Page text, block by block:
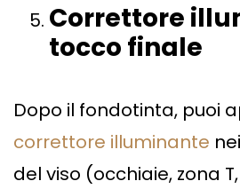
Correttore
tocco finale
Dopo il fondotinta, puoi
correttore illuminante
del viso (occhiaie, zona